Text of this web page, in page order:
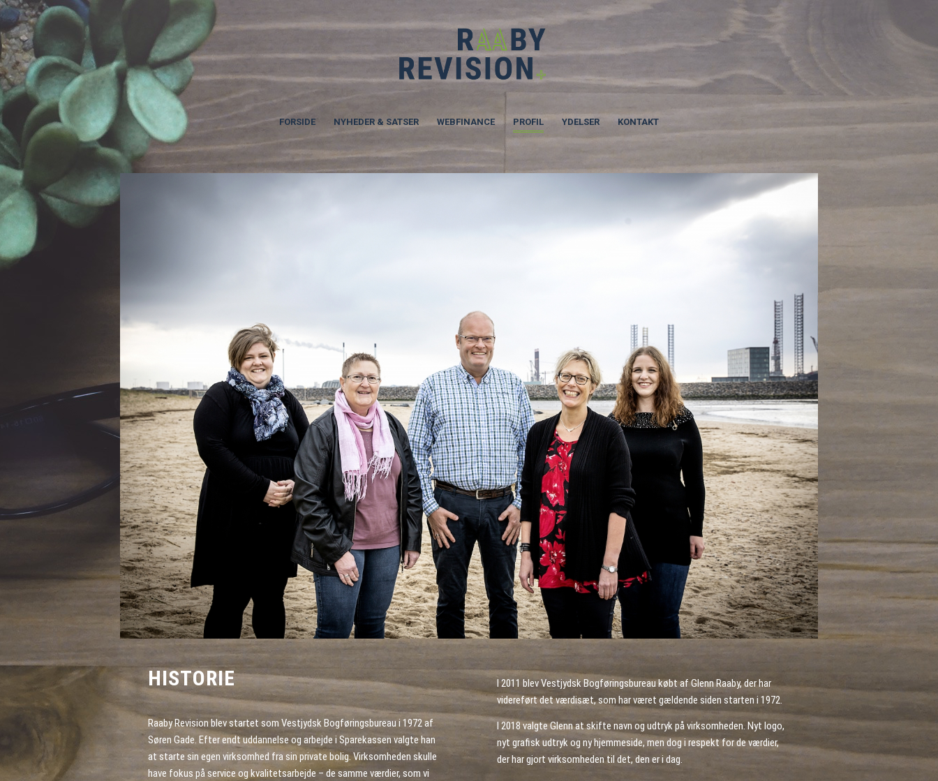
FORSIDE NYHEDER & SATSER WEBFINANCE PROFIL YDELSER KONTAKT
HISTORIE
Raaby Revision blev startet som Vestjydsk Bogføringsbureau i 1972 af
Søren Gade. Efter endt uddannelse og arbejde i Sparekassen valgte han
at starte sin egen virksomhed fra sin private bolig. Virksomheden skulle
have fokus på service og kvalitetsarbejde – de samme værdier, som vi
I 2011 blev Vestjydsk Bogføringsbureau købt af Glenn Raaby, der har
videreført det værdisæt, som har været gældende siden starten i 1972.
I 2018 valgte Glenn at skifte navn og udtryk på virksomheden. Nyt logo,
nyt grafisk udtryk og ny hjemmeside, men dog i respekt for de værdier,
der har gjort virksomheden til det, den er i dag.